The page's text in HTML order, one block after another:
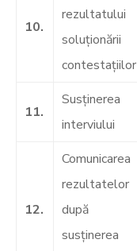
10.
rezultatului
soluţionării
contestaţiilor
11.
Susţinerea
interviului
12.
Comunicarea
rezultatelor
după
susţinerea